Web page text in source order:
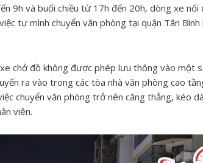
9h và buổi chiều từ 17h đến 20h, dòng xe nối
tự mình chuyển văn phòng tại quận Tân
chở đồ không được phép lưu thông vào một
ra vào trong các tòa nhà văn phòng cao
chuyển văn phòng trở nên căng thẳng, kéo
viên.